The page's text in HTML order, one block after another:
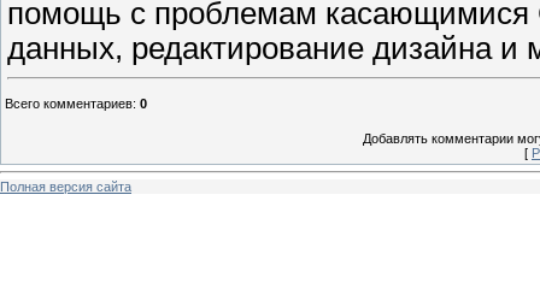
помощь с проблемам касающимися
данных, редактирование дизайна
Всего комментариев: 0
Добавлять комментарии
[
Полная версия сайта